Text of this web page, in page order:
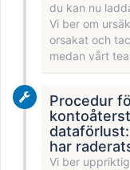
du kan nu
Vi ber om
orsakat och
medan vårt
Procedur
har
Vi ber